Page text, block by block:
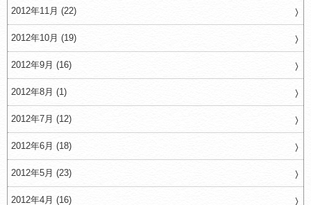
2012年11月 (22)
2012年10月 (19)
2012年9月 (16)
2012年8月 (1)
2012年7月 (12)
2012年6月 (18)
2012年5月 (23)
2012年4月 (16)